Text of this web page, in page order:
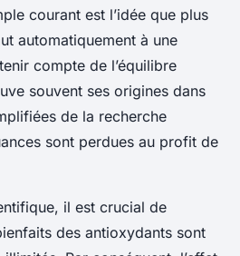
courant est l’idée que plus
automatiquement à une
compte de l’équilibre
souvent ses origines dans
de la recherche
sont perdues au profit de
il est crucial de
des antioxydants sont